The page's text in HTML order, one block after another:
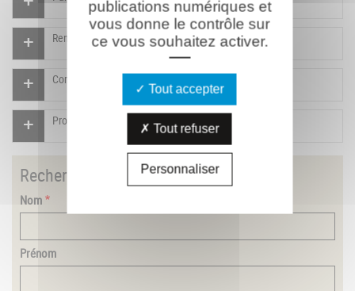
Rendre un hommage pour ce combattant
Compléter la fiche pour ce combattant
Proposer un document pour ce combattant
Rechercher un combattant
Nom
Prénom
publications numériques et
vous donne le contrôle sur
ce vous souhaitez activer.
Tout accepter
Tout refuser
Personnaliser